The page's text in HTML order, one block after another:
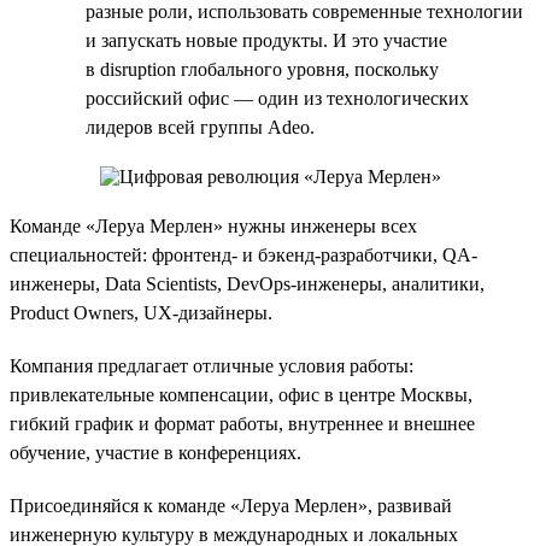
разные роли, использовать современные технологии
и запускать новые продукты. И это участие
в disruption глобального уровня, поскольку
российский офис — один из технологических
лидеров всей группы Adeo.
Команде «Леруа Мерлен» нужны инженеры всех
специальностей: фронтенд- и бэкенд-разработчики, QA-
инженеры, Data Scientists, DevOps-инженеры, аналитики,
Product Owners, UX-дизайнеры.
Компания предлагает отличные условия работы:
привлекательные компенсации, офис в центре Москвы,
гибкий график и формат работы, внутреннее и внешнее
обучение, участие в конференциях.
Присоединяйся к команде «Леруа Мерлен», развивай
инженерную культуру в международных и локальных